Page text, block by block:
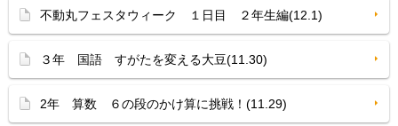
不動丸フェスタウィーク １日目 ２年生編(12.1)
３年 国語 すがたを変える大豆(11.30)
2年 算数 ６の段のかけ算に挑戦！(11.29)